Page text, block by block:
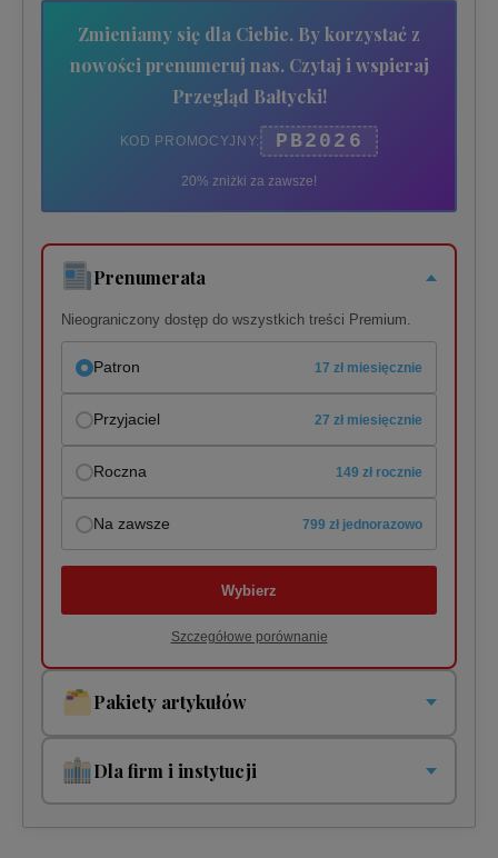
Zmieniamy się dla Ciebie. By korzystać z
nowości prenumeruj nas. Czytaj i wspieraj
Przegląd Bałtycki!
KOD PROMOCYJNY: PB2026
20% zniżki za zawsze!
Prenumerata
Nieograniczony dostęp do wszystkich treści Premium.
Patron 17 zł miesięcznie
Przyjaciel 27 zł miesięcznie
Roczna 149 zł rocznie
Na zawsze 799 zł jednorazowo
Wybierz
Szczegółowe porównanie
Pakiety artykułów
czytasz!Dla firm i instytucji